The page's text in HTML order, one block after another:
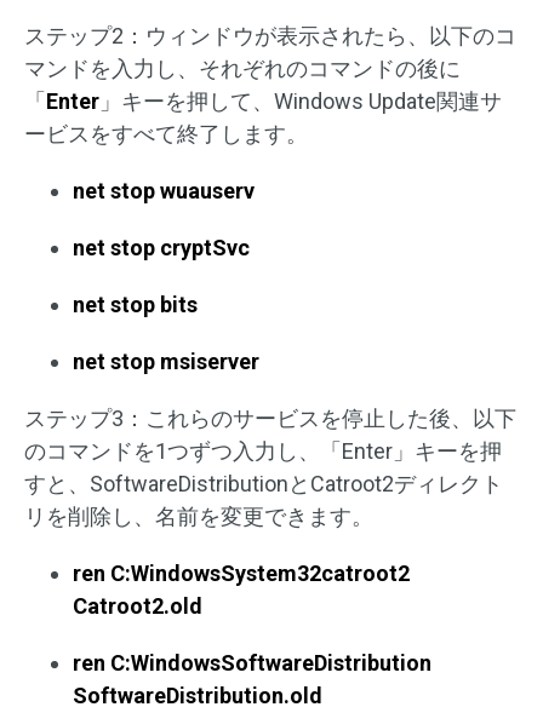
ステップ2：ウィンドウが表示されたら、以下のコ
マンドを入力し、それぞれのコマンドの後に
「 Enter 」キーを押して、Windows Update関連サ
ービスをすべて終了します。
net stop wuauserv
net stop cryptSvc
net stop bits
net stop msiserver
ステップ3：これらのサービスを停止した後、以下
のコマンドを1つずつ入力し、「Enter」キーを押
すと、SoftwareDistributionとCatroot2ディレクト
リを削除し、名前を変更できます。
ren C:WindowsSystem32catroot2
Catroot2.old
ren C:WindowsSoftwareDistribution
SoftwareDistribution.old